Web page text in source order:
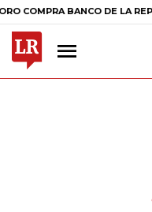
BANCO DE LA REPÚBLICA